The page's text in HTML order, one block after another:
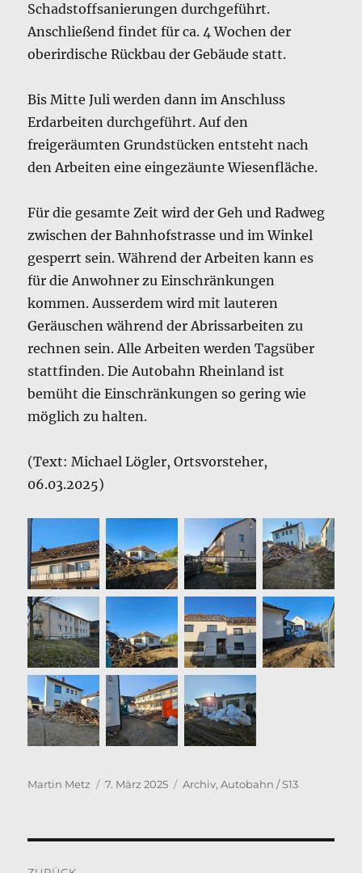
Schadstoffsanierungen durchgeführt.
Anschließend findet für ca. 4 Wochen der
oberirdische Rückbau der Gebäude statt.
Bis Mitte Juli werden dann im Anschluss
Erdarbeiten durchgeführt. Auf den
freigeräumten Grundstücken entsteht nach
den Arbeiten eine eingezäunte Wiesenfläche.
Für die gesamte Zeit wird der Geh und Radweg
zwischen der Bahnhofstrasse und im Winkel
gesperrt sein. Während der Arbeiten kann es
für die Anwohner zu Einschränkungen
kommen. Ausserdem wird mit lauteren
Geräuschen während der Abrissarbeiten zu
rechnen sein. Alle Arbeiten werden Tagsüber
stattfinden. Die Autobahn Rheinland ist
bemüht die Einschränkungen so gering wie
möglich zu halten.
(Text: Michael Lögler, Ortsvorsteher,
06.03.2025)
Autor
Martin Metz
Veröffentlicht
7. März 2025 Kategorien
Archiv,Autobahn / S13